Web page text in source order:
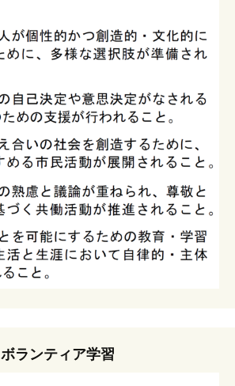
ボランティア学習